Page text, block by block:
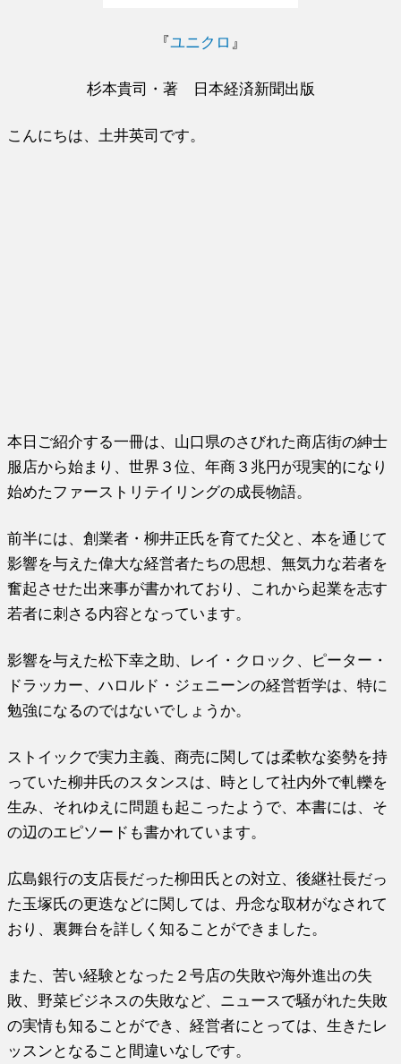
『ユニクロ 』
杉本貴司・著 日本経済新聞出版
こんにちは、土井英司です。
本日ご紹介する一冊は、山口県のさびれた商店街の紳士
服店から始まり、世界３位、年商３兆円が現実的になり
始めたファーストリテイリングの成長物語。
前半には、創業者・柳井正氏を育てた父と、本を通じて
影響を与えた偉大な経営者たちの思想、無気力な若者を
奮起させた出来事が書かれており、これから起業を志す
若者に刺さる内容となっています。
影響を与えた松下幸之助、レイ・クロック、ピーター・
ドラッカー、ハロルド・ジェニーンの経営哲学は、特に
勉強になるのではないでしょうか。
ストイックで実力主義、商売に関しては柔軟な姿勢を持
っていた柳井氏のスタンスは、時として社内外で軋轢を
生み、それゆえに問題も起こったようで、本書には、そ
の辺のエピソードも書かれています。
広島銀行の支店長だった柳田氏との対立、後継社長だっ
た玉塚氏の更迭などに関しては、丹念な取材がなされて
おり、裏舞台を詳しく知ることができました。
また、苦い経験となった２号店の失敗や海外進出の失
敗、野菜ビジネスの失敗など、ニュースで騒がれた失敗
の実情も知ることができ、経営者にとっては、生きたレ
ッスンとなること間違いなしです。